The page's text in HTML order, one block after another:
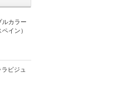
ルカラー
イン）
ビジュ